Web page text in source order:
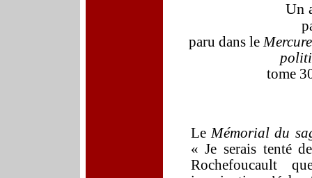
Un
paru dans le
tome
Le Mémorial du
« Je serais tenté
Rochefoucault